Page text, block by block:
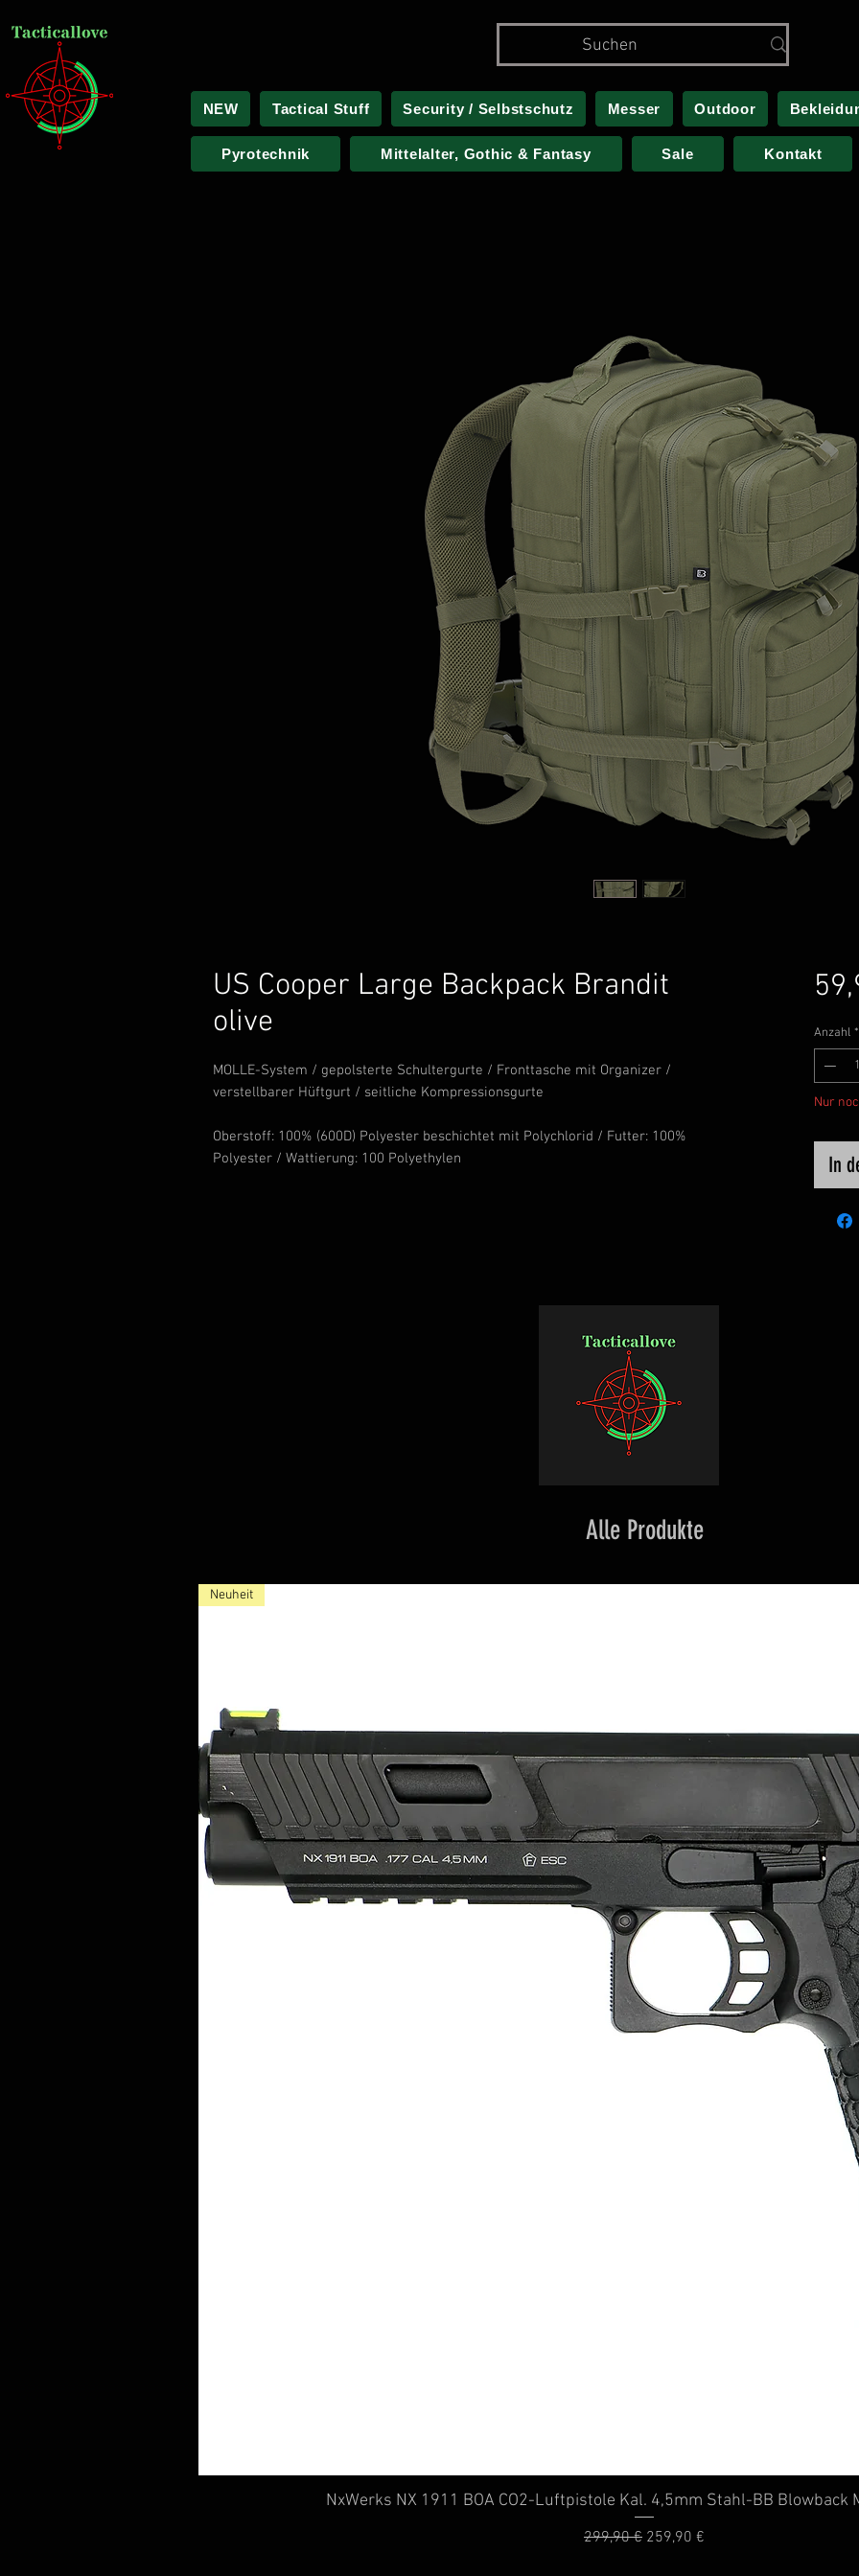
NEW Tactical Stuff Security / Selbstschutz Messer Outdoor
Pyrotechnik Mittelalter, Gothic & Fantasy Sale Kontakt
US Cooper Large Backpack Brandit
olive
MOLLE-System / gepolsterte Schultergurte / Fronttasche mit Organizer /
verstellbarer Hüftgurt / seitliche Kompressionsgurte
Oberstoff: 100% (600D) Polyester beschichtet mit Polychlorid / Futter: 100%
Polyester / Wattierung: 100 Polyethylen
Anzahl *
Nur
In
Alle Produkte
Schnellansicht
Neuheit
NxWerks NX 1911 BOA CO2-Luftpistole Kal. 4,5mm Stahl-BB
Standardpreis
299,90 € Sale-Preis
259,90 €